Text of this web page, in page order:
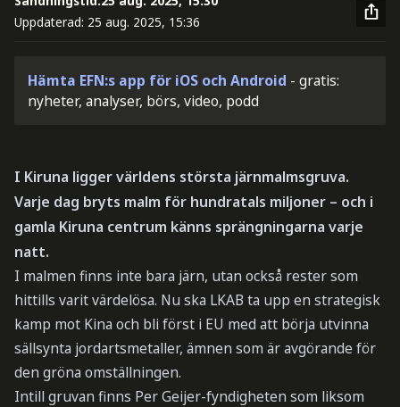
Uppdaterad: 25 aug. 2025, 15:36
Hämta EFN:s app för iOS och Android - gratis:
nyheter, analyser, börs, video, podd
I Kiruna ligger världens största järnmalmsgruva.
Varje dag bryts malm för hundratals miljoner – och i
gamla Kiruna centrum känns sprängningarna varje
natt.
I malmen finns inte bara järn, utan också rester som
hittills varit värdelösa. Nu ska LKAB ta upp en strategisk
kamp mot Kina och bli först i EU med att börja utvinna
sällsynta jordartsmetaller, ämnen som är avgörande för
den gröna omställningen.
Intill gruvan finns Per Geijer-fyndigheten som liksom